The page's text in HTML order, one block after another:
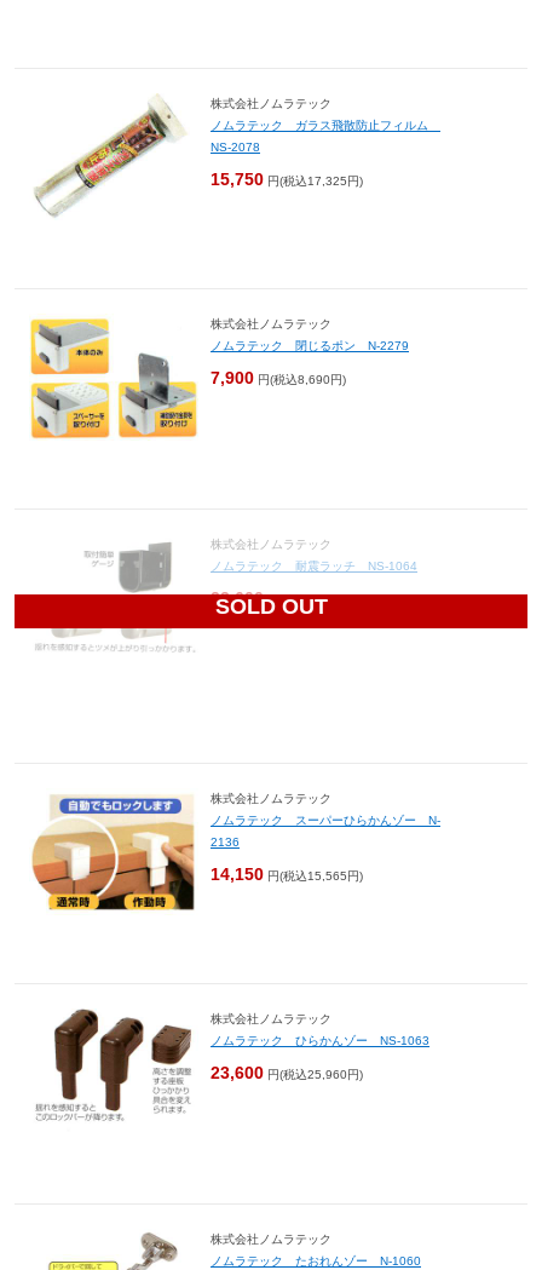
株式会社ノムラテック
ノムラテック ガラス飛散防止フィルム
NS-2078
15,750 円(税込17,325円)
株式会社ノムラテック
ノムラテック 閉じるポン N-2279
7,900 円(税込8,690円)
SOLD OUT
株式会社ノムラテック
ノムラテック 耐震ラッチ NS-1064
23,600円(税込25,960円)
株式会社ノムラテック
ノムラテック スーパーひらかんゾー N-
2136
14,150 円(税込15,565円)
株式会社ノムラテック
ノムラテック ひらかんゾー NS-1063
23,600 円(税込25,960円)
株式会社ノムラテック
ノムラテック たおれんゾー N-1060